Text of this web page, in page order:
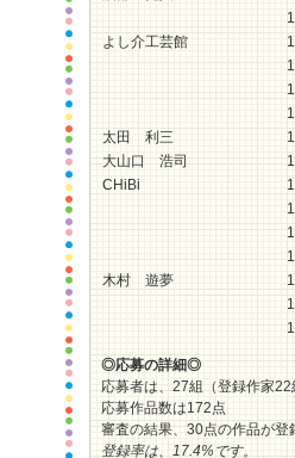
よし介工芸館
太田 利三
大山口 浩司
CHiBi
木村 遊夢
◎応募の詳細◎
応募者は、27組（登録作家22
応募作品数は172点
審査の結果、30点の作品が登
登録率は、17.4%です。